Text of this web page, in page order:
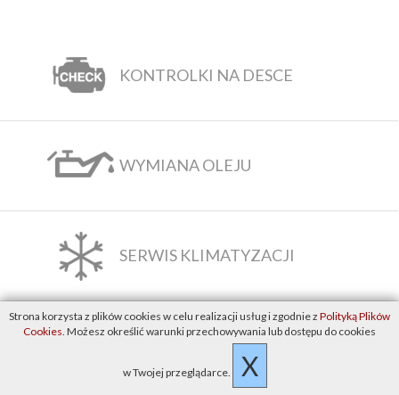
KONTROLKI NA DESCE
WYMIANA OLEJU
SERWIS KLIMATYZACJI
PRZYJEDŹ Z DZIECKIEM.
ZOBACZ ATRAKCJE
Strona korzysta z plików cookies w celu realizacji usług i zgodnie z Polityką Plików
Cookies. Możesz określić warunki przechowywania lub dostępu do cookies
w Twojej przeglądarce. X